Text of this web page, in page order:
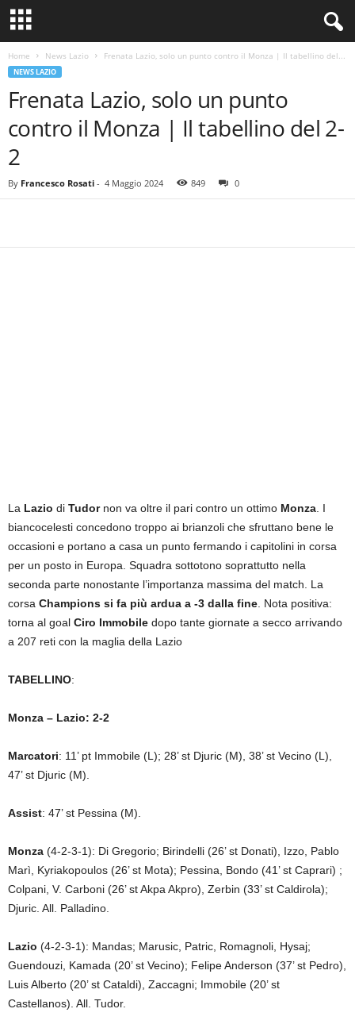
Home News Lazio Frenata Lazio, solo un punto contro il Monza | Il tabellino del...
NEWS LAZIO
Frenata Lazio, solo un punto
contro il Monza | Il tabellino del 2-
2
By Francesco Rosati - 4 Maggio 2024 849 0
La Lazio di Tudor non va oltre il pari contro un ottimo Monza . I
biancocelesti concedono troppo ai brianzoli che sfruttano bene le
occasioni e portano a casa un punto fermando i capitolini in corsa
per un posto in Europa. Squadra sottotono soprattutto nella
seconda parte nonostante l’importanza massima del match. La
corsa Champions si fa più ardua a -3 dalla fine . Nota positiva:
torna al goal Ciro Immobile dopo tante giornate a secco arrivando
a 207 reti con la maglia della Lazio
TABELLINO:
Monza – Lazio: 2-2
Marcatori: 11’ pt Immobile (L); 28’ st Djuric (M), 38’ st Vecino (L),
47’ st Djuric (M).
Assist: 47’ st Pessina (M).
Monza (4-2-3-1): Di Gregorio; Birindelli (26’ st Donati), Izzo, Pablo
Marì, Kyriakopoulos (26’ st Mota); Pessina, Bondo (41’ st Caprari) ;
Colpani, V. Carboni (26’ st Akpa Akpro), Zerbin (33’ st Caldirola);
Djuric. All. Palladino.
Lazio (4-2-3-1): Mandas; Marusic, Patric, Romagnoli, Hysaj;
Guendouzi, Kamada (20’ st Vecino); Felipe Anderson (37’ st Pedro),
Luis Alberto (20’ st Cataldi), Zaccagni; Immobile (20’ st
Castellanos). All. Tudor.